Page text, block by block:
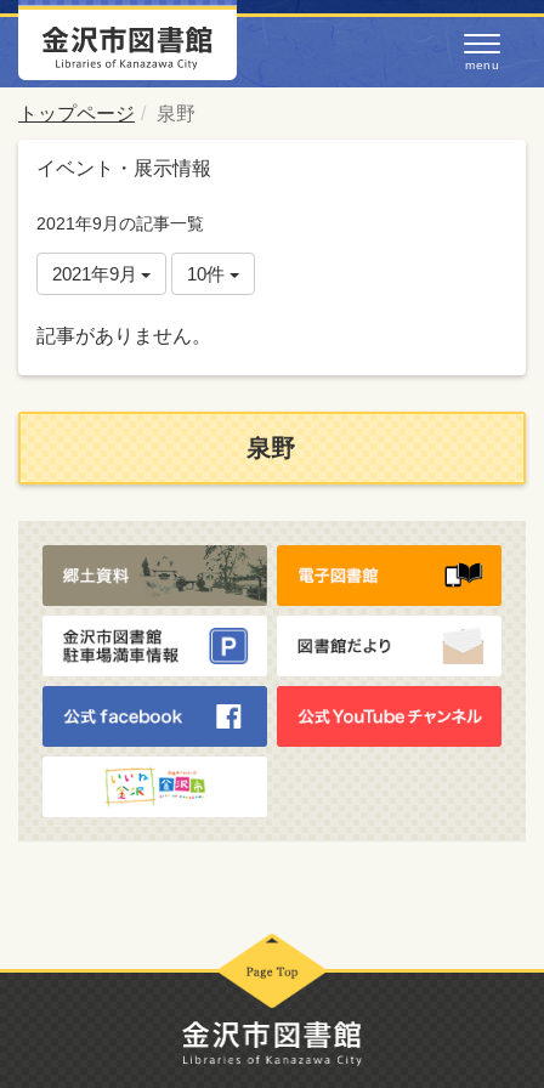
トップページ 泉野
イベント・展示情報
2021年9月の記事一覧
2021年9月 10件
記事がありません。
泉野